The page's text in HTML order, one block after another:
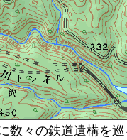
数々の鉄道遺構を